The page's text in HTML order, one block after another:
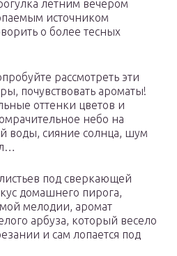
летним вечером
источником
о более тесных
рассмотреть эти
почувствовать ароматы!
оттенки цветов и
небо на
воды, сияние солнца, шум
под сверкающей
домашнего пирога,
мелодии, аромат
арбуза, который весело
и сам лопается под